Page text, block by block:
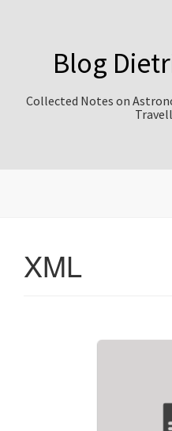
Blog
Collected Notes on
XML